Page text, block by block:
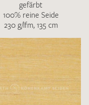
gefärbt
100% reine Seide
230 g/lfm, 135 cm